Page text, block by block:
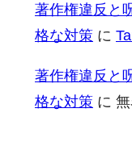
著作権違反と
格な対策 に
著作権違反と
格な対策 に 無